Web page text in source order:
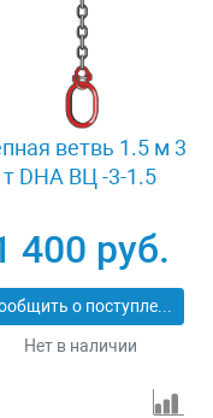
ветвь 1.5 м 3
т DHA ВЦ -3-1.5
400 руб.
Сообщить о поступлении
Нет в наличии